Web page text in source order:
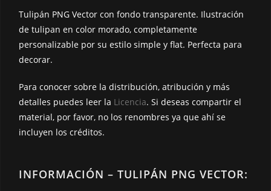
Tulipán PNG Vector con fondo transparente. Ilustración
de tulipan en color morado, completamente
personalizable por su estilo simple y flat. Perfecta para
decorar.
Para conocer sobre la distribución, atribución y más
detalles puedes leer la Licencia. Si deseas compartir el
material, por favor, no los renombres ya que ahí se
incluyen los créditos.
INFORMACIÓN – TULIPÁN PNG VECTOR: